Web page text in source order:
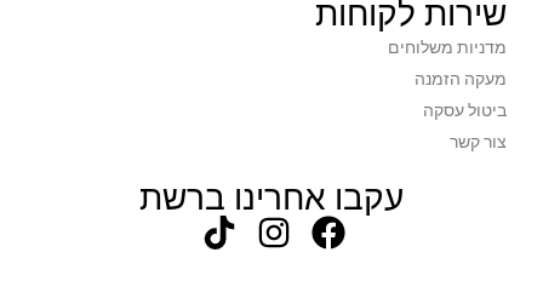
שירות לקוחות
מדניות משלוחים
מעקה הזמנה
ביטול עסקה
צור קשר
עקבו אחרינו ברשת